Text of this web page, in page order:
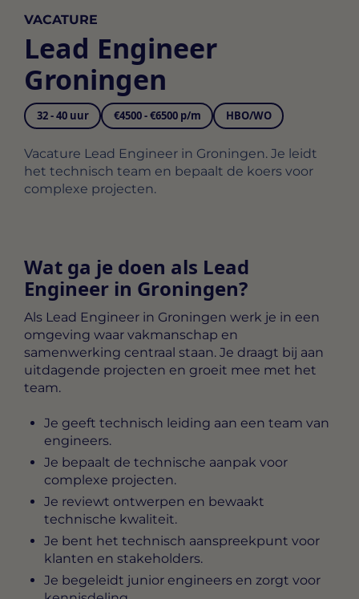
VACATURE
Lead Engineer
Groningen
32 - 40 uur €4500 - €6500 p/m HBO/WO
Vacature Lead Engineer in Groningen. Je leidt
het technisch team en bepaalt de koers voor
complexe projecten.
Wat ga je doen als Lead
Engineer in Groningen?
Als Lead Engineer in Groningen werk je in een
omgeving waar vakmanschap en
samenwerking centraal staan. Je draagt bij aan
uitdagende projecten en groeit mee met het
team.
Je geeft technisch leiding aan een team van
engineers.
Je bepaalt de technische aanpak voor
complexe projecten.
Je reviewt ontwerpen en bewaakt
technische kwaliteit.
Je bent het technisch aanspreekpunt voor
klanten en stakeholders.
Je begeleidt junior engineers en zorgt voor